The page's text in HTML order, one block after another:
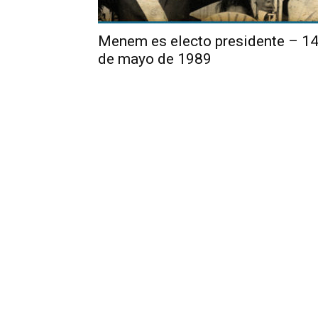
Menem es electo presidente – 14
de mayo de 1989